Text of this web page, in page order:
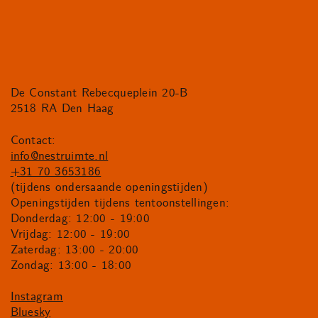
De Constant Rebecqueplein 20-B
2518 RA Den Haag
Contact:
info@nestruimte.nl
+31 70 3653186
(tijdens ondersaande openingstijden)
Openingstijden tijdens tentoonstellingen:
Donderdag: 12:00 - 19:00
Vrijdag: 12:00 - 19:00
Zaterdag: 13:00 - 20:00
Zondag: 13:00 - 18:00
Instagram
Bluesky